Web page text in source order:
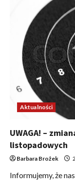
Aktualności
UWAGA! –
listopadowych
Barbara Brożek
Informujemy, że